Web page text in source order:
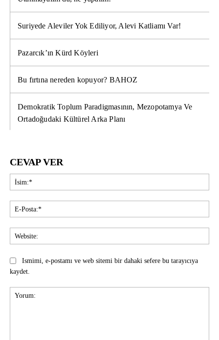
Suriyede Aleviler Yok Ediliyor, Alevi Katliamı Var!
Pazarcık’ın Kürd Köyleri
Bu fırtına nereden kopuyor? BAHOZ
Demokratik Toplum Paradigmasının, Mezopotamya Ve
Ortadoğudaki Kültürel Arka Planı
CEVAP VER
Ismimi, e-postamı ve web sitemi bir dahaki sefere bu tarayıcıya
kaydet.